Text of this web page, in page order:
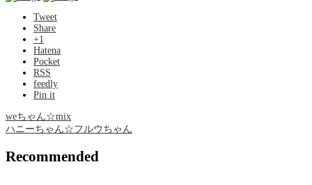
Tweet
Share
+1
Hatena
Pocket
RSS
feedly
Pin it
weちゃん☆mix
ハニーちゃん☆フルウちゃん
Recommended